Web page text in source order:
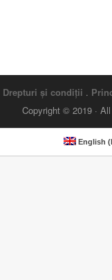
Drepturi și condiții .
Copyright © 2019 ·
English (